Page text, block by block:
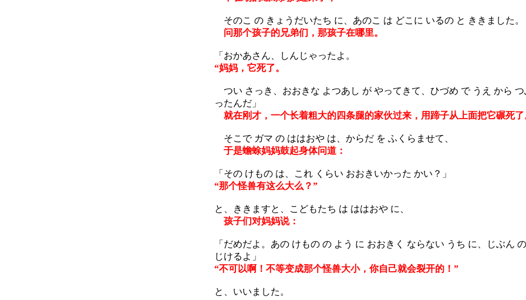
そのこ の きょうだいたち に、あのこ は どこに いるの と ききました。
问那个孩子的兄弟们，那孩子在哪里。
「おかあさん、しんじゃったよ。
“妈妈，它死了。
つい さっき、おおきな よつあし が やってきて、ひづめ で うえ から つ
ったんだ」
就在刚才，一个长着粗大的四条腿的家伙过来，用蹄子从上面把它碾死了
そこで ガマ の ははおや は、からだ を ふくらませて、
于是蟾蜍妈妈鼓起身体问道：
「その けもの は、これ くらい おおきいかった かい？」
“那个怪兽有这么大么？”
と、ききますと、こどもたち は ははおや に、
孩子们对妈妈说：
「だめだよ。あの けもの の よう に おおきく ならない うち に、じぶん
じけるよ」
“不可以啊！不等变成那个怪兽大小，你自己就会裂开的！”
と、いいました。